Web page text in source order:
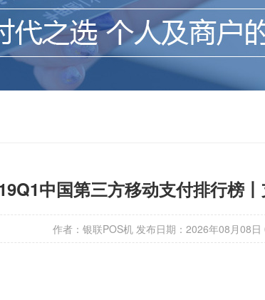
中国第三方移动支付排行榜
作者：银联POS机 发布日期： 2026年08月08